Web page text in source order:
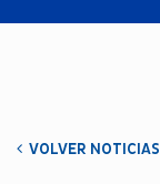
VOLVER NOTICIAS